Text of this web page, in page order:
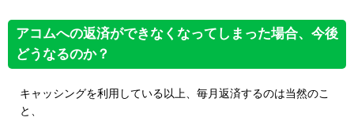
アコムへの返済ができなくなってしまった場合、今後
どうなるのか？
キャッシングを利用している以上、毎月返済するのは当然のこ
と、